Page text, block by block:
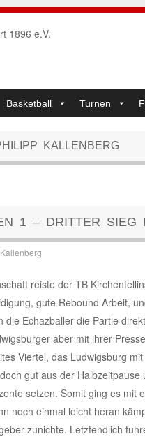
Basketball Turnen
KALLENBERG
1 – DRITTER SIEG
reiste der TB
gute Rebound Arbeit,
die Echazballer die Partie
aber mit ihrer
Viertel, das Ludwigsburg
gut aus der
setzen. Somit ging es mit
noch einmal leicht heran
zunichte. Letztendlich